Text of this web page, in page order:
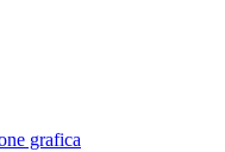
grafica